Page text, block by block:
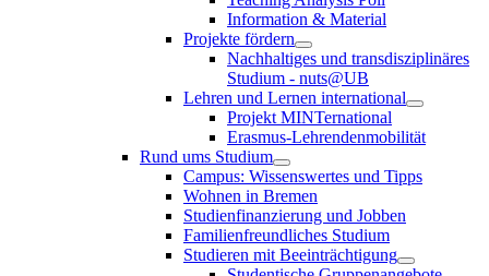
Information & Material
Projekte fördern
Nachhaltiges und transdisziplinäres
Studium - nuts@UB
Lehren und Lernen international
Projekt MINTernational
Erasmus-Lehrendenmobilität
Rund ums Studium
Campus: Wissenswertes und Tipps
Wohnen in Bremen
Studienfinanzierung und Jobben
Familienfreundliches Studium
Studieren mit Beeinträchtigung